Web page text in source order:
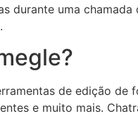
durante uma
de edição de
e muito mais.